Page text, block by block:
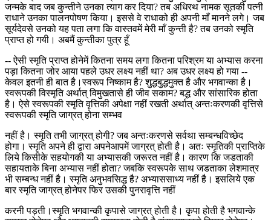
जन्मके बाद जब कुन्तीने उनका त्याग कर दिया? तब अधिरथ नामक सूतकी पत्नी
राधाने उनका पालनपोषण किया। इससे वे राधाको ही अपनी माँ मानने लगे। जब
सूर्यदेवसे उनको यह पता लगा कि वास्तवमें मेरी माँ कुन्ती है? तब उनको स्मृति
प्राप्त हो गयी। अबमैं कुन्तीका पुत्र हूँ
-- ऐसी स्मृति प्राप्त होनेमें कितना समय लगा कितना परिश्रम या अभ्यास करना
पड़ा कितना जोर आया पहले उधर लक्ष्य नहीं था? अब उधर लक्ष्य हो गया --
केवल इतनी ही बात है।स्वरूप निष्काम है? शुद्धबुद्धमुक्त है और भगवान्का है।
स्वरूपकी विस्मृति अर्थात् विमुखतासे ही जीव सकाम? बद्ध और सांसारिक होता
है। ऐसे स्वरूपकी स्मृति वृत्तिकी अपेक्षा नहीं रखती अर्थात् अन्तःकरणकी वृत्तिसे
स्वरूपकी स्मृति जाग्रत् होना सम्भव
नहीं है। स्मृति तभी जाग्रत् होगी? जब अन्तःकरणसे सर्वथा सम्बन्धविच्छेद
होगा। स्मृति अपने ही द्वारा अपनेआपमें जाग्रत् होती है। अतः स्मृतिकी प्राप्तिके
लिये किसीके सहयोगकी या अभ्यासकी जरूरत नहीं है। कारण कि जडताकी
सहायताके बिना अभ्यास नहीं होता? जबकि स्वरूपके साथ जडताका लेशमात्र
भी सम्बन्ध नहीं है। स्मृति अनुभवसिद्ध है? अभ्याससाध्य नहीं है। इसलिये एक
बार स्मृति जाग्रत् होनेपर फिर उसकी पुनरावृत्ति नहीं
करनी पड़ती।स्मृति भगवान्की कृपासे जाग्रत् होती है। कृपा होती है भगवान्के